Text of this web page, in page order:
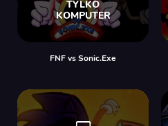
FNF vs Sonic.Exe